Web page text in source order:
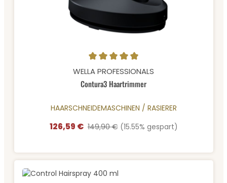
Durchschnittliche Bewertung von 4.9 von 5 Sternen
WELLA PROFESSIONALS
Contura3 Haartrimmer
HAARSCHNEIDEMASCHINEN / RASIERER
Verkaufspreis:
126,59 € Regulärer Preis:
149,90 € (15.55% gespart)